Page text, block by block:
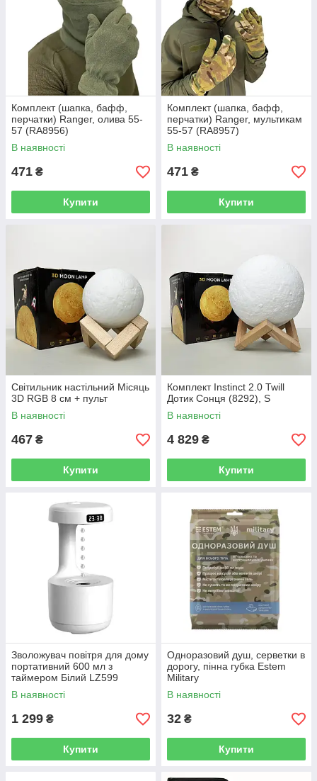
Комплект (шапка, бафф,
перчатки) Ranger, олива 55-
57 (RA8956)
В наявності
471 ₴
Купити
Комплект (шапка, бафф,
перчатки) Ranger, мультикам
55-57 (RA8957)
В наявності
471 ₴
Купити
Світильник настільний Місяць
3D RGB 8 см + пульт
В наявності
467 ₴
Купити
Комплект Instinct 2.0 Twill
Дотик Сонця (8292), S
В наявності
4 829 ₴
Купити
Зволожувач повітря для дому
портативний 600 мл з
таймером Білий LZ599
В наявності
1 299 ₴
Купити
Одноразовий душ, серветки в
дорогу, пінна губка Estem
Military
В наявності
32 ₴
Купити